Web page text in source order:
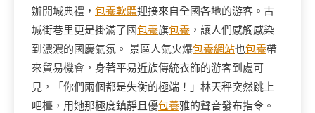
辦開城典禮， 包養軟體迎接來自全國各地的游客。古
城街巷里更是掛滿了國包養旗包養 ，讓人們感觸感染
到濃濃的國慶氣氛。 景區人氣火爆包養網站也包養帶
來貿易機會，身著平易近族傳統衣飾的游客到處可
見，「你們兩個都是失衡的極端！」林天秤突然跳上
吧檯，用她那極度鎮靜且優包養雅的聲音發布指令。